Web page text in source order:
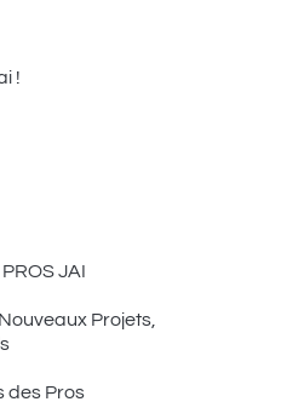
!
JAI
Projets,
des Pros